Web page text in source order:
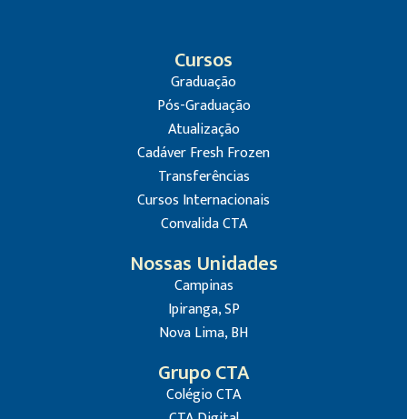
Cursos
Graduação
Pós-Graduação
Atualização
Cadáver Fresh Frozen
Transferências
Cursos Internacionais
Convalida CTA
Nossas Unidades
Campinas
Ipiranga, SP
Nova Lima, BH
Grupo CTA
Colégio CTA